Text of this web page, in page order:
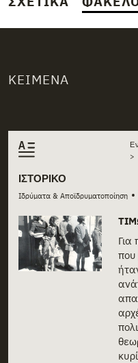
ΚΕΊΜΕΝΑ
Related
ΙΣΤΟΡΙΚΌ
Ιδρύματα & Αποϊδρυματοποίηση •
>
Για
που